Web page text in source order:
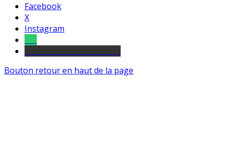
Facebook
X
Instagram
Bouton retour en haut de la page